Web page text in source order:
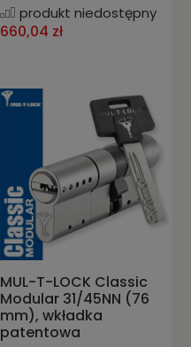
produkt niedostępny
660,04 zł
MUL-T-LOCK Classic
Modular 31/45NN (76
mm), wkładka
patentowa